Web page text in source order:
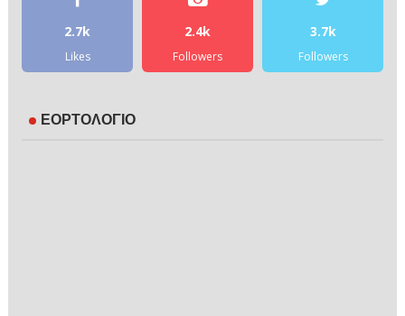
2.7k
Likes
2.4k
Followers
3.7k
Followers
ΕΟΡΤΟΛΟΓΙΟ